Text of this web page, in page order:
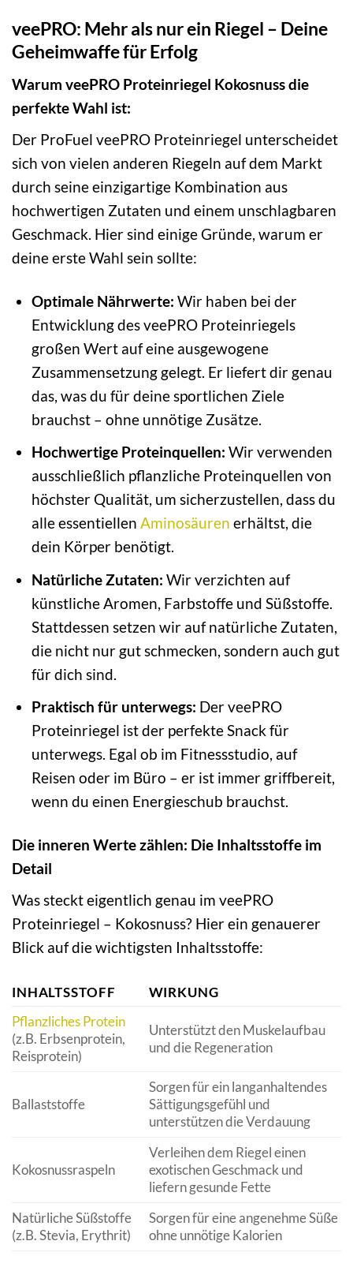
veePRO: Mehr als nur ein Riegel – Deine
Geheimwaffe für Erfolg
Warum veePRO Proteinriegel Kokosnuss die
perfekte Wahl ist:
Der ProFuel veePRO Proteinriegel unterscheidet
sich von vielen anderen Riegeln auf dem Markt
durch seine einzigartige Kombination aus
hochwertigen Zutaten und einem unschlagbaren
Geschmack. Hier sind einige Gründe, warum er
deine erste Wahl sein sollte:
Optimale Nährwerte: Wir haben bei der
Entwicklung des veePRO Proteinriegels
großen Wert auf eine ausgewogene
Zusammensetzung gelegt. Er liefert dir genau
das, was du für deine sportlichen Ziele
brauchst – ohne unnötige Zusätze.
Hochwertige Proteinquellen: Wir verwenden
ausschließlich pflanzliche Proteinquellen von
höchster Qualität, um sicherzustellen, dass du
alle essentiellen Aminosäuren erhältst, die
dein Körper benötigt.
Natürliche Zutaten: Wir verzichten auf
künstliche Aromen, Farbstoffe und Süßstoffe.
Stattdessen setzen wir auf natürliche Zutaten,
die nicht nur gut schmecken, sondern auch gut
für dich sind.
Praktisch für unterwegs: Der veePRO
Proteinriegel ist der perfekte Snack für
unterwegs. Egal ob im Fitnessstudio, auf
Reisen oder im Büro – er ist immer griffbereit,
wenn du einen Energieschub brauchst.
Die inneren Werte zählen: Die Inhaltsstoffe im
Detail
Was steckt eigentlich genau im veePRO
Proteinriegel – Kokosnuss? Hier ein genauerer
Blick auf die wichtigsten Inhaltsstoffe:
INHALTSSTOFF
WIRKUNG
Pflanzliches Protein
(z.B. Erbsenprotein,
Reisprotein)
Unterstützt den Muskelaufbau
und die Regeneration
Ballaststoffe
Sorgen für ein langanhaltendes
Sättigungsgefühl und
unterstützen die Verdauung
Kokosnussraspeln
Verleihen dem Riegel einen
exotischen Geschmack und
liefern gesunde Fette
Natürliche Süßstoffe
(z.B. Stevia, Erythrit)
Sorgen für eine angenehme Süße
ohne unnötige Kalorien